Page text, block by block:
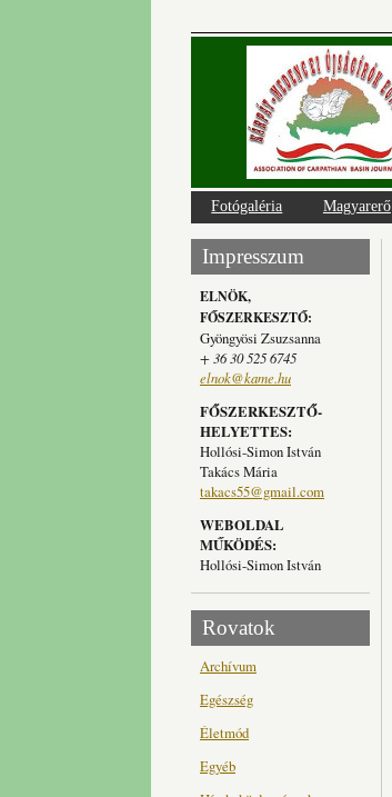
Fotógaléria Magyarerő
Impresszum
ELNÖK,
FŐSZERKESZTŐ:
Gyöngyösi Zsuzsanna
+ 36 30 525 6745
elnok@kame.hu
FŐSZERKESZTŐ-
HELYETTES:
Hollósi-Simon István
Takács Mária
takacs55@gmail.com
WEBOLDAL
MŰKÖDÉS:
Hollósi-Simon István
Rovatok
Archívum
Egészség
Életmód
Egyéb